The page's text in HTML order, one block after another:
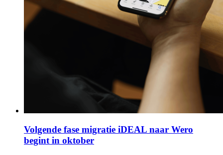
Volgende fase migratie iDEAL naar Wero
begint in oktober